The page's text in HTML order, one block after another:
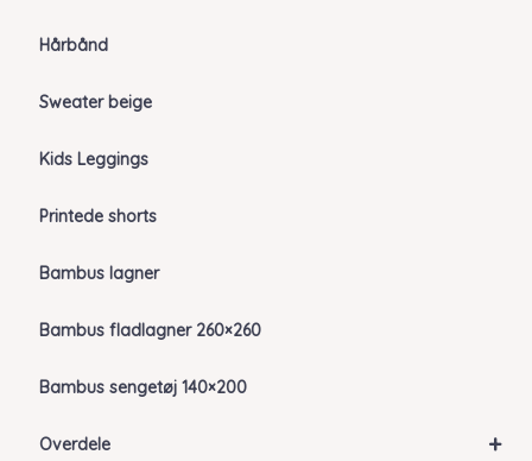
Hårbånd
Sweater beige
Kids Leggings
Printede shorts
Bambus lagner
Bambus fladlagner 260×260
Bambus sengetøj 140×200
+
Overdele